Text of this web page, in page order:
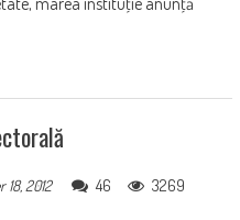
18, 2012 46 3269